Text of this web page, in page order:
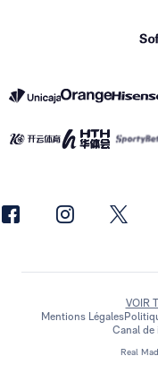
Real
VOIR
Mentions Légales
Canal de